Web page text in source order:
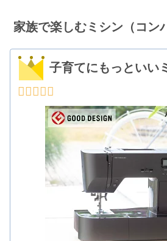
家族で楽しむミシン（コン
子育てにもっといい